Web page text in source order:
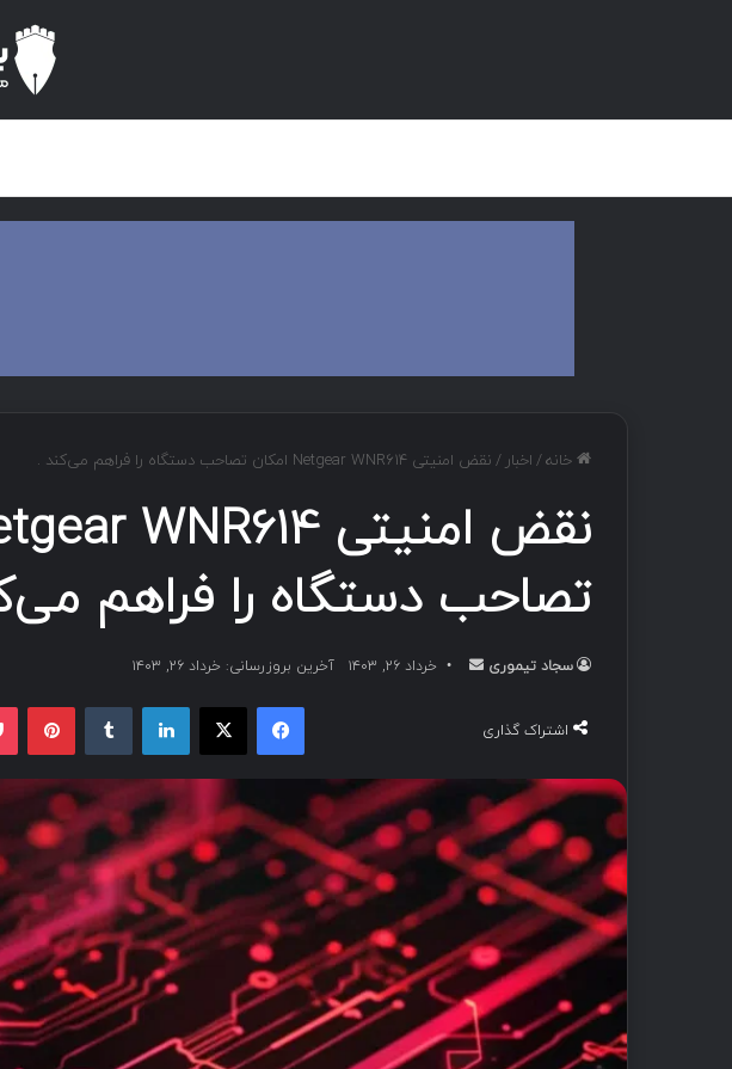
خانه/ اخبار / نقض امنیتی Netgear WNR614 امکان تصاحب دستگاه را فراهم می‌کند .
تصاحب دستگاه را فراهم
سجاد تیموری
ی
ی
خرداد ۲۶, ۱۴۰۳ آخرین بروزرسانی: خرداد ۲۶, ۱۴۰۳
اشتراک گذاری
فیسبوک ایکس لینکداین پینتریست